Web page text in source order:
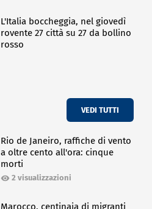
L'Italia boccheggia, nel giovedì
rovente 27 città su 27 da bollino
rosso
VEDI TUTTI
Rio de Janeiro, raffiche di vento
a oltre cento all'ora: cinque
morti
2 visualizzazioni
Marocco, centinaia di migranti